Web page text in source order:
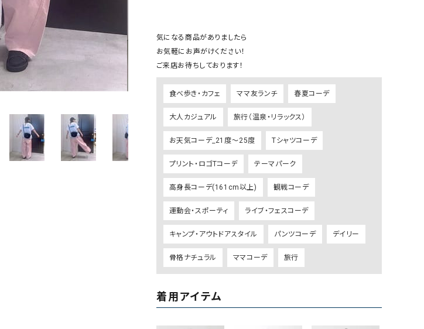
靴
Antiquite's（アンティークス）
リー）
Audition（オーディション）
blue willow（ブルーウィロー）
blue willow（ブルーウィロー）
CUBE SUGAR（キューブシュガー）
CONVERSE ALL STAR（コンバースオー
ルスター）
DENIM DUNGAREE（デニムダンガリー） SO（エスオー）
Deck（ディック）
EVOL（イーボル）
SCOTCH&SODA（スコッチ
Emma Taylor（エマテイラー） SUGAR ROSE（シュガーロ
FLAVOR TEE（フレーバーティー） squady by graphite（スカ
気になる商品がありましたら
お気軽にお声がけください！
ご来店お待ちしております！
食べ歩き・カフェ ママ友ランチ 春夏コーデ
大人カジュアル 旅行（温泉・リラックス）
お天気コーデ_21度～25度 Tシャツコーデ
プリント・ロゴTコーデ テーマパーク
高身長コーデ(161cm以上) 観戦コーデ
運動会・スポーティ ライブ・フェスコーデ
キャンプ・アウトドアスタイル パンツコーデ デイリー
骨格ナチュラル ママコーデ 旅行
着用アイテム